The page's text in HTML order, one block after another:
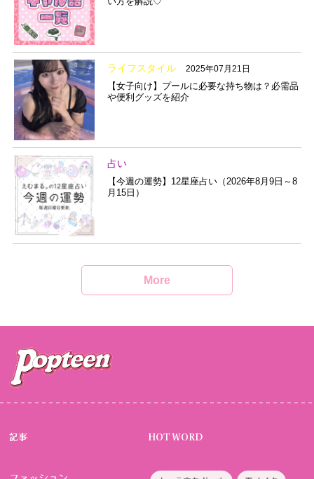
ライフスタイル 2025年07月21日
【女子向け】プールに必要な持ち物は？必需品
や便利グッズを紹介
占い
【今週の運勢】12星座占い（2026年8月9日～8
月15日）
More
記事 HOT WORD